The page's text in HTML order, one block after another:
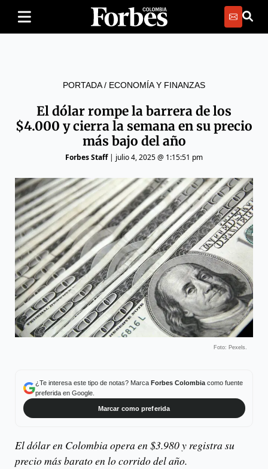
PORTADA/ ECONOMÍA Y FINANZAS
El dólar rompe la barrera de los
$4.000 y cierra la semana en su precio
más bajo del año
Forbes Staff| julio 4, 2025 @ 1:15:51 pm
Foto: Pexels.
¿Te interesa este tipo de notas? Marca Forbes Colombiacomo fuente
preferida en Google.
Marcar como preferida
El dólar en Colombia opera en $3.980 y registra su
precio más barato en lo corrido del año.